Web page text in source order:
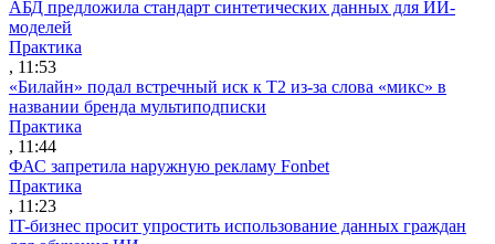
АБД предложила стандарт синтетических данных для ИИ-
моделей
Практика
, 11:53
«Билайн» подал встречный иск к Т2 из-за слова «микс» в
названии бренда мультиподписки
Практика
, 11:44
ФАС запретила наружную рекламу Fonbet
Практика
, 11:23
IT-бизнес просит упростить использование данных граждан